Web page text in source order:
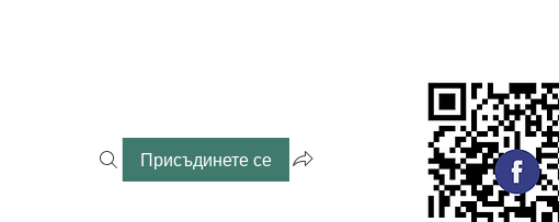
Присъдинете се